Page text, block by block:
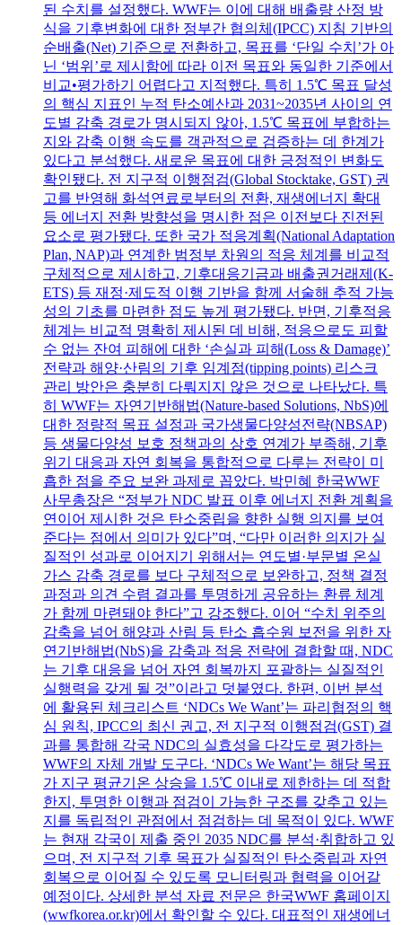
된 수치를 설정했다. WWF는 이에 대해 배출량 산정 방
식을 기후변화에 대한 정부간 협의체(IPCC) 지침 기반의
순배출(Net) 기준으로 전환하고, 목표를 ‘단일 수치’가 아
닌 ‘범위’로 제시함에 따라 이전 목표와 동일한 기준에서
비교•평가하기 어렵다고 지적했다. 특히 1.5℃ 목표 달성
의 핵심 지표인 누적 탄소예산과 2031~2035년 사이의 연
도별 감축 경로가 명시되지 않아, 1.5℃ 목표에 부합하는
지와 감축 이행 속도를 객관적으로 검증하는 데 한계가
있다고 분석했다. 새로운 목표에 대한 긍정적인 변화도
확인됐다. 전 지구적 이행점검(Global Stocktake, GST) 권
고를 반영해 화석연료로부터의 전환, 재생에너지 확대
등 에너지 전환 방향성을 명시한 점은 이전보다 진전된
요소로 평가됐다. 또한 국가 적응계획(National Adaptation
Plan, NAP)과 연계한 범정부 차원의 적응 체계를 비교적
구체적으로 제시하고, 기후대응기금과 배출권거래제(K-
ETS) 등 재정·제도적 이행 기반을 함께 서술해 추적 가능
성의 기초를 마련한 점도 높게 평가됐다. 반면, 기후적응
체계는 비교적 명확히 제시된 데 비해, 적응으로도 피할
수 없는 잔여 피해에 대한 ‘손실과 피해(Loss & Damage)’
전략과 해양·산림의 기후 임계점(tipping points) 리스크
관리 방안은 충분히 다뤄지지 않은 것으로 나타났다. 특
히 WWF는 자연기반해법(Nature-based Solutions, NbS)에
대한 정량적 목표 설정과 국가생물다양성전략(NBSAP)
등 생물다양성 보호 정책과의 상호 연계가 부족해, 기후
위기 대응과 자연 회복을 통합적으로 다루는 전략이 미
흡한 점을 주요 보완 과제로 꼽았다. 박민혜 한국WWF
사무총장은 “정부가 NDC 발표 이후 에너지 전환 계획을
연이어 제시한 것은 탄소중립을 향한 실행 의지를 보여
준다는 점에서 의미가 있다”며, “다만 이러한 의지가 실
질적인 성과로 이어지기 위해서는 연도별·부문별 온실
가스 감축 경로를 보다 구체적으로 보완하고, 정책 결정
과정과 의견 수렴 결과를 투명하게 공유하는 환류 체계
가 함께 마련돼야 한다”고 강조했다. 이어 “수치 위주의
감축을 넘어 해양과 산림 등 탄소 흡수원 보전을 위한 자
연기반해법(NbS)을 감축과 적응 전략에 결합할 때, NDC
는 기후 대응을 넘어 자연 회복까지 포괄하는 실질적인
실행력을 갖게 될 것”이라고 덧붙였다. 한편, 이번 분석
에 활용된 체크리스트 ‘NDCs We Want’는 파리협정의 핵
심 원칙, IPCC의 최신 권고, 전 지구적 이행점검(GST) 결
과를 통합해 각국 NDC의 실효성을 다각도로 평가하는
WWF의 자체 개발 도구다. ‘NDCs We Want’는 해당 목표
가 지구 평균기온 상승을 1.5℃ 이내로 제한하는 데 적합
한지, 투명한 이행과 점검이 가능한 구조를 갖추고 있는
지를 독립적인 관점에서 점검하는 데 목적이 있다. WWF
는 현재 각국이 제출 중인 2035 NDC를 분석·취합하고 있
으며, 전 지구적 기후 목표가 실질적인 탄소중립과 자연
회복으로 이어질 수 있도록 모니터링과 협력을 이어갈
예정이다. 상세한 분석 자료 전문은 한국WWF 홈페이지
(wwfkorea.or.kr)에서 확인할 수 있다. 대표적인 재생에너